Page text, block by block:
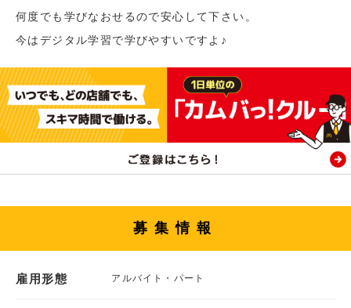
何度でも学びなおせるので安心して下さい。
今はデジタル学習で学びやすいですよ♪
募集情報
雇用形態 アルバイト・パート